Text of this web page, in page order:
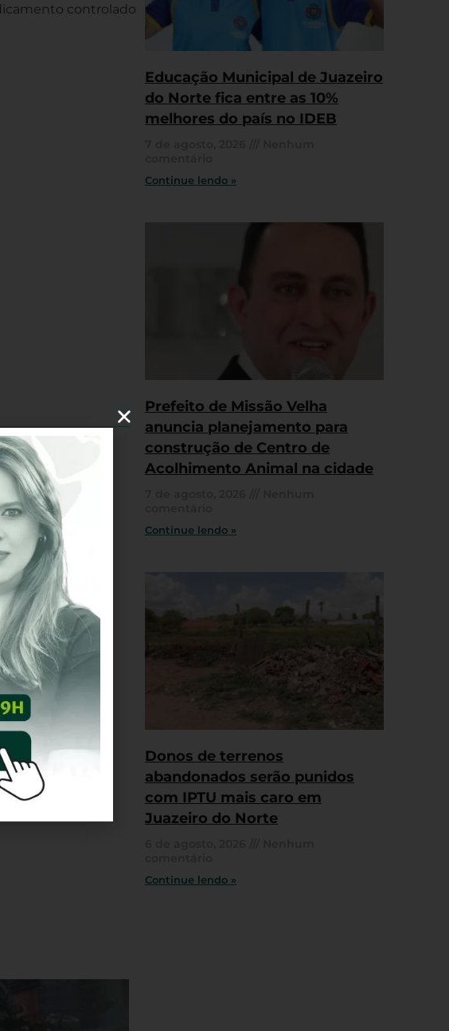
controlado
Educação Municipal de Juazeiro
do Norte fica entre as 10%
melhores do país no IDEB
Continue lendo »
Prefeito de Missão Velha
anuncia planejamento para
construção de Centro de
Acolhimento Animal na cidade
Continue lendo »
Donos de terrenos
abandonados serão punidos
com IPTU mais caro em
Juazeiro do Norte
Continue lendo »